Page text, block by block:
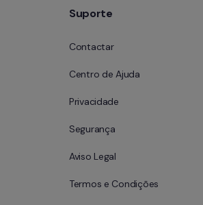
Suporte
Contactar
Centro de Ajuda
Privacidade
Segurança
Aviso Legal
Termos e Condições